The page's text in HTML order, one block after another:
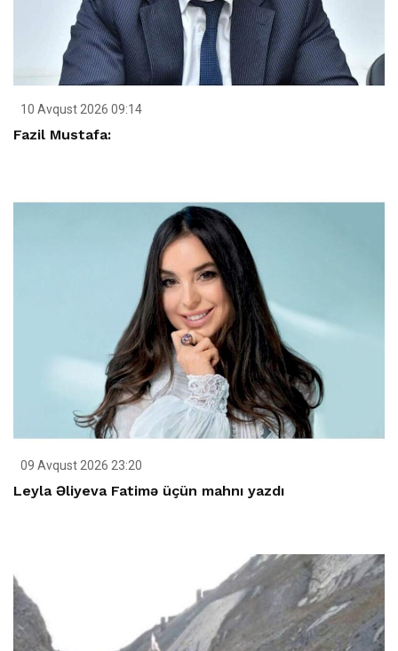
10 Avqust 2026 09:14
Fazil Mustafa:
09 Avqust 2026 23:20
Leyla Əliyeva Fatimə üçün mahnı yazdı